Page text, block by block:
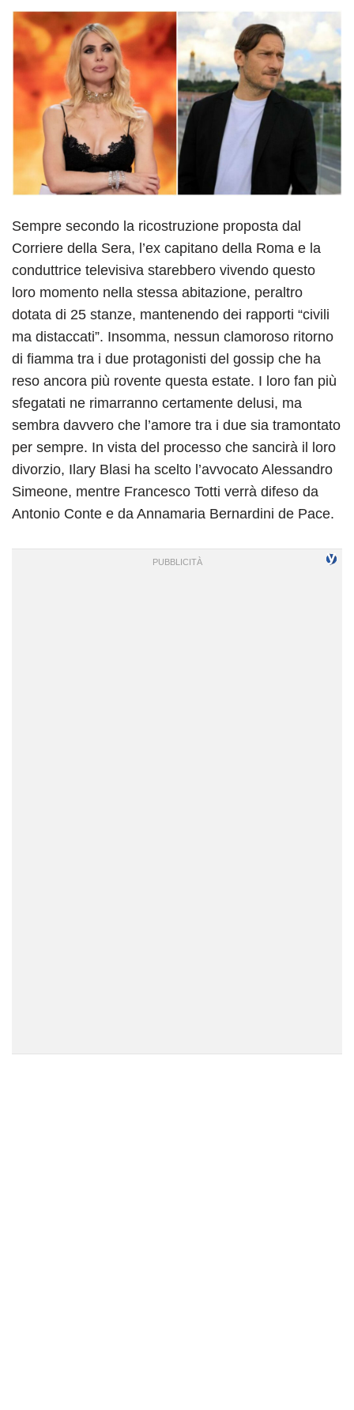
Sempre secondo la ricostruzione proposta dal
Corriere della Sera, l’ex capitano della Roma e la
conduttrice televisiva starebbero vivendo questo
loro momento nella stessa abitazione, peraltro
dotata di 25 stanze, mantenendo dei rapporti “civili
ma distaccati”. Insomma, nessun clamoroso ritorno
di fiamma tra i due protagonisti del gossip che ha
reso ancora più rovente questa estate. I loro fan più
sfegatati ne rimarranno certamente delusi, ma
sembra davvero che l’amore tra i due sia tramontato
per sempre. In vista del processo che sancirà il loro
divorzio, Ilary Blasi ha scelto l’avvocato Alessandro
Simeone, mentre Francesco Totti verrà difeso da
Antonio Conte e da Annamaria Bernardini de Pace.